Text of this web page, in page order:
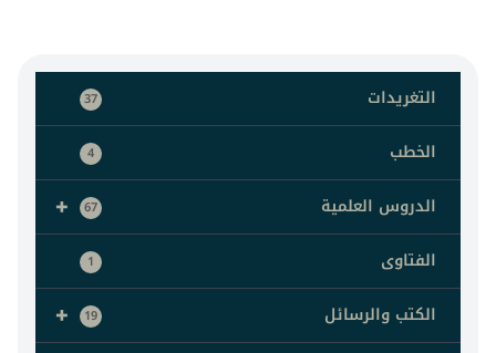
التغريدات 37
الخطب 4
+ الدروس العلمية 67
الفتاوى 1
+ الكتب والرسائل 19